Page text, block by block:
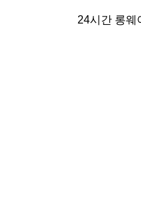
24시간 롱웨